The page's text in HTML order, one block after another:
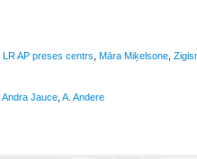
LR AP preses centrs Māra Miķelsone,
Andra Jauce, A. Andere